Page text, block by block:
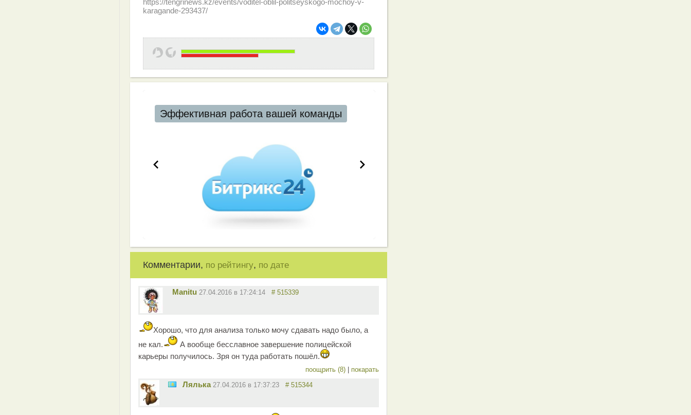
https://tengrinews.kz/events/voditel-oblil-politseyskogo-mochoy-v-
karagande-293437/
Эффективная работа вашей команды
Комментарии, по рейтингу, по дате
Manitu 27.04.2016 в 17:24:14 # 515339
Хорошо, что для анализа только мочу сдавать надо было, а
не кал.
А вообще бесславное завершение полицейской
карьеры получилось. Зря он туда работать пошёл.
поощрить (8) покарать
Лялька 27.04.2016 в 17:37:23 # 515344